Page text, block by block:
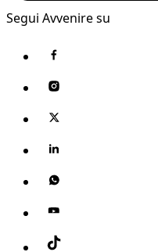
Segui Avvenire su